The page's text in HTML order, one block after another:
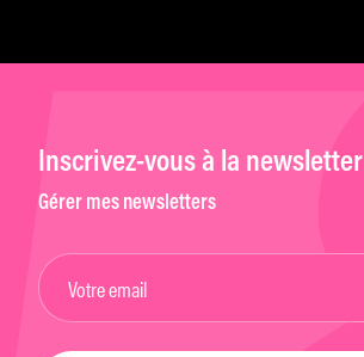
Inscrivez-vous à la newsletter
Gérer mes newsletters